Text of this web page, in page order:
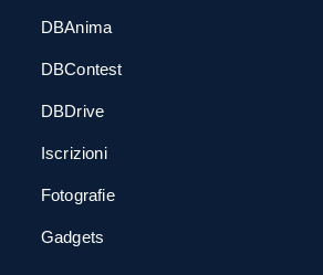
DBAnima
DBContest
DBDrive
Iscrizioni
Fotografie
Gadgets